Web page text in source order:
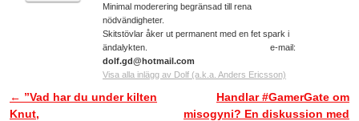
Minimal moderering begränsad till rena
nödvändigheter.
Skitstövlar åker ut permanent med en fet spark i
ändalykten. e-mail:
dolf.gd@hotmail.com
Visa alla inlägg av Dolf (a.k.a. Anders Ericsson)
Inläggsnavigering
← ”Vad har du under kilten
Knut,
Handlar #GamerGate om
misogyni? En diskussion med